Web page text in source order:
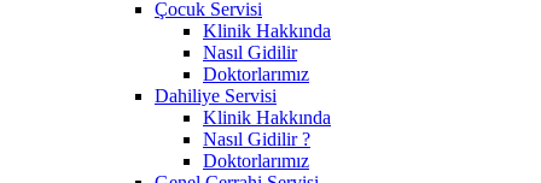
Çocuk Servisi
Klinik Hakkında
Nasıl Gidilir
Doktorlarımız
Dahiliye Servisi
Klinik Hakkında
Nasıl Gidilir ?
Doktorlarımız